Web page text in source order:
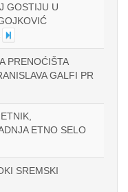
GOSTIJU U
PRENOĆIŠTA
GALFI PR
ETNO SELO
SREMSKI